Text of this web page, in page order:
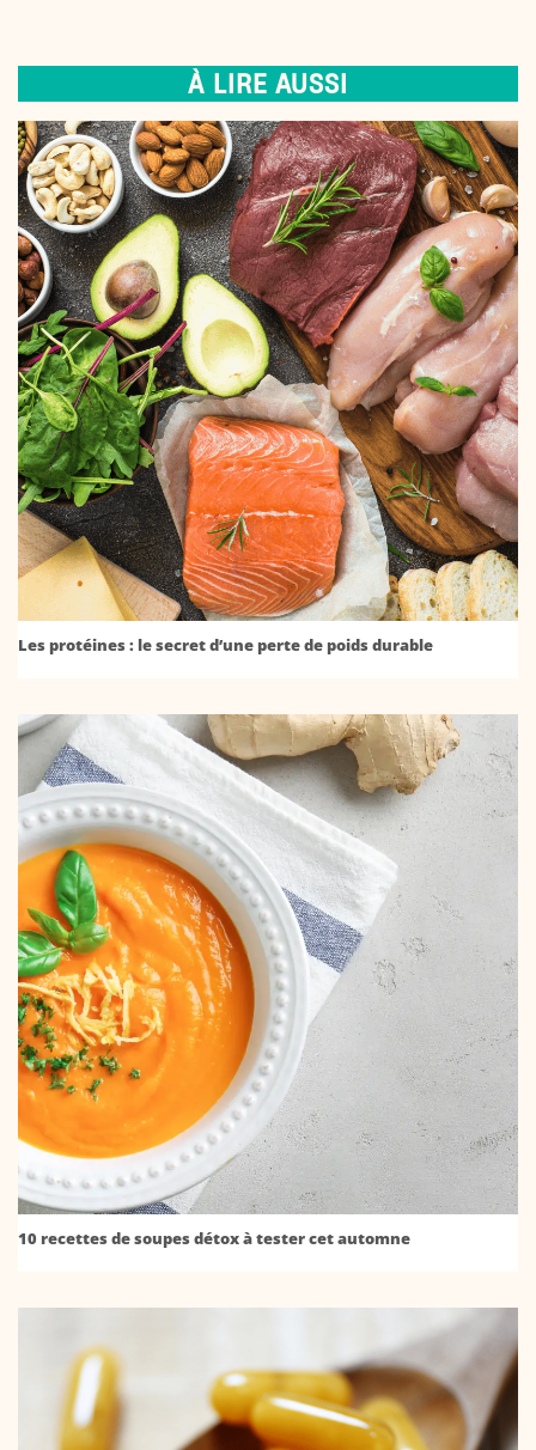
À LIRE AUSSI
Les protéines : le secret d’une perte de poids durable
10 recettes de soupes détox à tester cet automne